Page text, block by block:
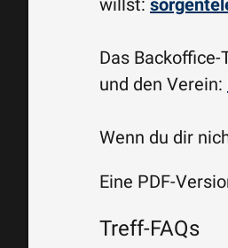
willst:
Das
und den Verein:
Wenn du dir
Eine PDF-
Treff-FAQs